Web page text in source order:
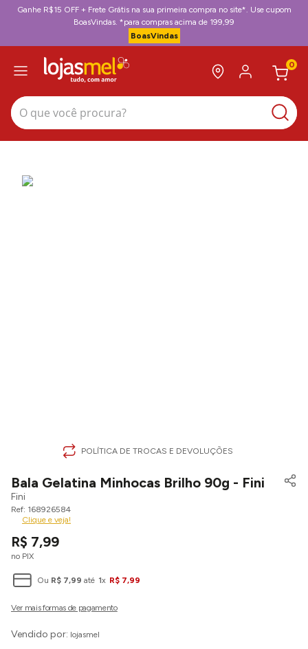
Ganhe R$15 OFF + Frete Grátis na sua primeira compra no site*. Use cupom
BoasVindas. *para compras acima de 199,99
BoasVindas
0
O que você procura?
POLÍTICA DE TROCAS E DEVOLUÇÕES
Bala Gelatina Minhocas Brilho 90g - Fini
Fini
168926584
Clique e veja!
R$ 7,99
no PIX
Ou R$ 7,99 até 1x R$ 7,99
Vendido por: lojasmel